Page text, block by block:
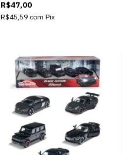
R$47,00
R$45,59 com Pix